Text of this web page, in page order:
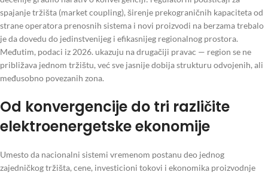
spajanje tržišta (market coupling), širenje prekograničnih kapaciteta od
strane operatora prenosnih sistema i novi proizvodi na berzama trebalo
je da dovedu do jedinstvenijeg i efikasnijeg regionalnog prostora.
Međutim, podaci iz 2026. ukazuju na drugačiji pravac — region se ne
približava jednom tržištu, već sve jasnije dobija strukturu odvojenih, ali
međusobno povezanih zona.
Od konvergencije do tri različite
elektroenergetske ekonomije
Umesto da nacionalni sistemi vremenom postanu deo jednog
zajedničkog tržišta, cene, investicioni tokovi i ekonomika proizvodnje